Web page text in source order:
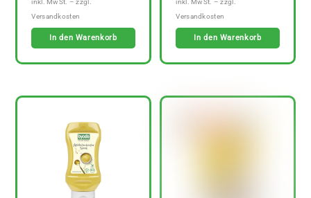
In den Warenkorb In den Warenkorb